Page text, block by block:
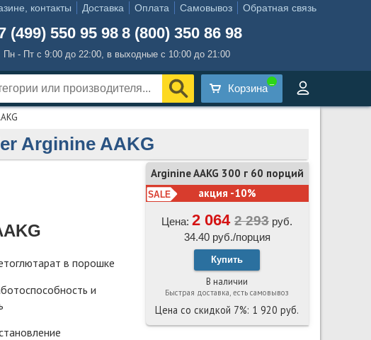
контакты Доставка Оплата Самовывоз Обратная связь
(499) 550 95 98 8 (800) 350 86 98
Пн - Пт с 9:00 до 22:00, в выходные с 10:00 до 21:00
Корзина
Arginine AAKG
в порошке
и
Arginine AAKG 300 г 60 порций
акция -10%
Цена: 2 064
руб.
34.40 руб./порция
Купить
В наличии
Быстрая доставка, есть самовывоз
Цена со скидкой 7%: 1 920 руб.